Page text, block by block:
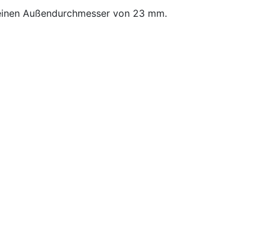
Außendurchmesser von 23 mm.